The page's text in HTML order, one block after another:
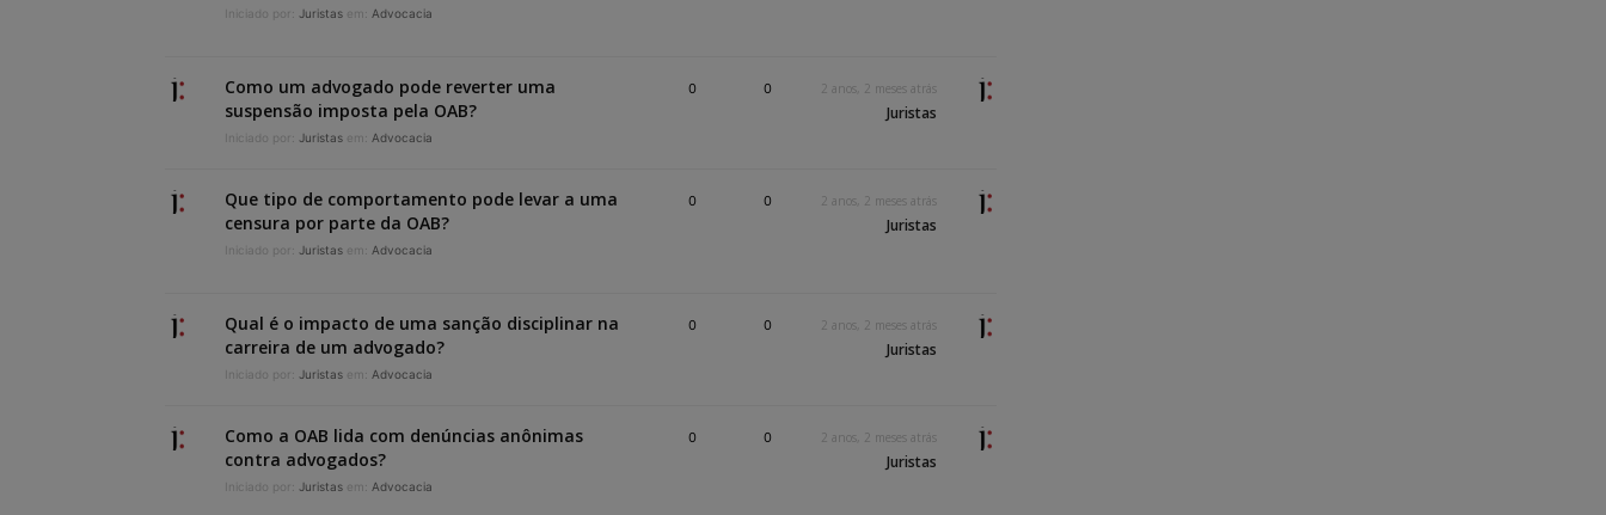
Iniciado por: Juristas em: Advocacia
Como um advogado pode reverter uma
suspensão imposta pela OAB?
Iniciado por: Juristas em: Advocacia
0 0 2 anos, 2 meses atrás
Juristas
Que tipo de comportamento pode levar a uma
censura por parte da OAB?
Iniciado por: Juristas em: Advocacia
0 0 2 anos, 2 meses atrás
Juristas
Qual é o impacto de uma sanção disciplinar na
carreira de um advogado?
Iniciado por: Juristas em: Advocacia
0 0 2 anos, 2 meses atrás
Juristas
Como a OAB lida com denúncias anônimas
contra advogados?
Iniciado por: Juristas em: Advocacia
0 0 2 anos, 2 meses atrás
Juristas